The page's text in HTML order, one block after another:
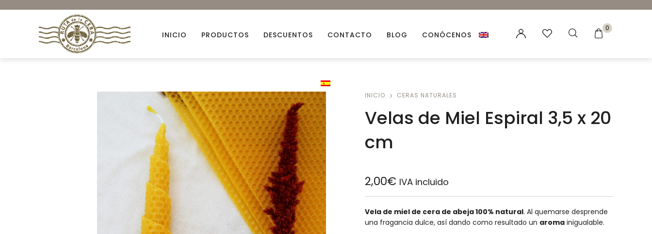
INICIO PRODUCTOS
Aceites esenciales
Ambientación
Arcillas Naturales
Colorantes orgánicos
Bio Glitters
Decoración para velas y jabones
Envases para Velas
Flores Naturales
Kits DIY
Mechas
Novedades
Descuentos Packs
DESCUENTOS CONTACTO BLOG CONÓCENOS
0
INICIO CERAS NATURALES
Velas de Miel Espiral 3,5 x 20
cm
2,00€ IVA incluido
Vela de miel de cera de abeja 100% natural. Al quemarse desprende
una fragancia dulce, así dando como resultado un aroma inigualable.